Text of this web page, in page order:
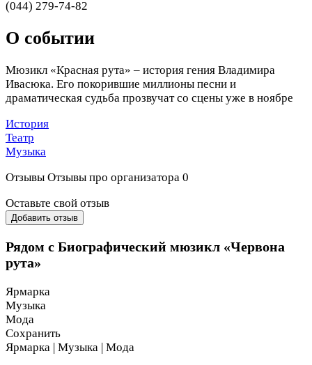
(044) 279-74-82
О событии
Мюзикл «Красная рута» – история гения Владимира
Ивасюка. Его покорившие миллионы песни и
драматическая судьба прозвучат со сцены уже в ноябре
История
Театр
Музыка
Отзывы Отзывы про организатора 0
Оставьте свой отзыв
Добавить отзыв
Рядом с Биографический мюзикл «Червона
рута»
Ярмарка
Музыка
Мода
Сохранить
Ярмарка | Музыка | Мода